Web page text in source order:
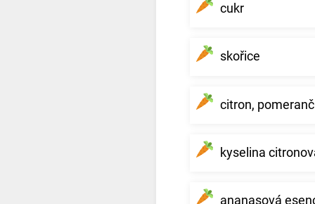
cukr
skořice
citron, pomeranč
kyselina
ananasová